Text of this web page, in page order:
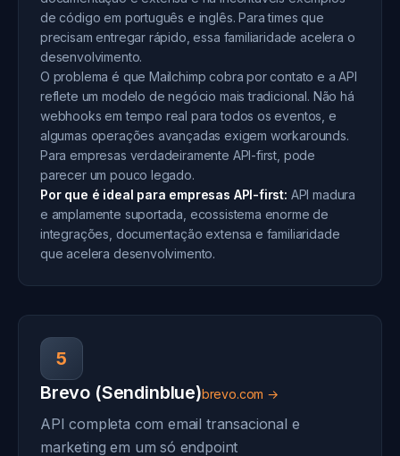
de código em português e inglês. Para times que
precisam entregar rápido, essa familiaridade acelera o
desenvolvimento.
O problema é que Mailchimp cobra por contato e a API
reflete um modelo de negócio mais tradicional. Não há
webhooks em tempo real para todos os eventos, e
algumas operações avançadas exigem workarounds.
Para empresas verdadeiramente API-first, pode
parecer um pouco legado.
Por que é ideal para empresas API-first: API madura
e amplamente suportada, ecossistema enorme de
integrações, documentação extensa e familiaridade
que acelera desenvolvimento.
5
Brevo (Sendinblue)brevo.com →
API completa com email transacional e
marketing em um só endpoint